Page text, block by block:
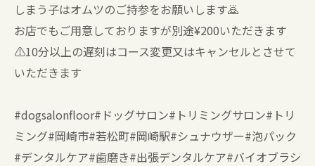
しまう子はオムツのご持参をお願いします🙇
お店でもご用意しておりますが別途¥200いただきます
⚠️10分以上の遅刻はコース変更又はキャンセルとさせて
いただきます
#dogsalonfloor#ドッグサロン#トリミングサロン#トリ
ミング#岡崎市#若松町#岡崎駅#シュナウザー#泡パック
#デンタルケア#歯磨き#出張デンタルケア#バイオブラシ